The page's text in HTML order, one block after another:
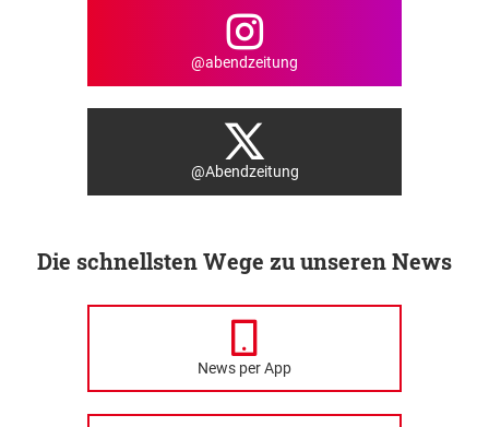
@abendzeitung
@Abendzeitung
Die schnellsten Wege zu unseren News
News per App